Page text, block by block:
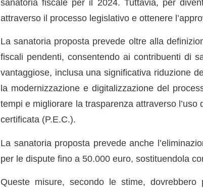
attraverso il processo legislativo e ottenere
La sanatoria proposta prevede oltre alla
fiscali pendenti, consentendo ai contribuenti di
vantaggiose, inclusa una significativa riduzione
la modernizzazione e digitalizzazione del
tempi e migliorare la trasparenza attraverso
certificata (P.E.C.).
La sanatoria proposta prevede anche
per le dispute fino a 50.000 euro, sostituendola
Queste misure, secondo le stime,